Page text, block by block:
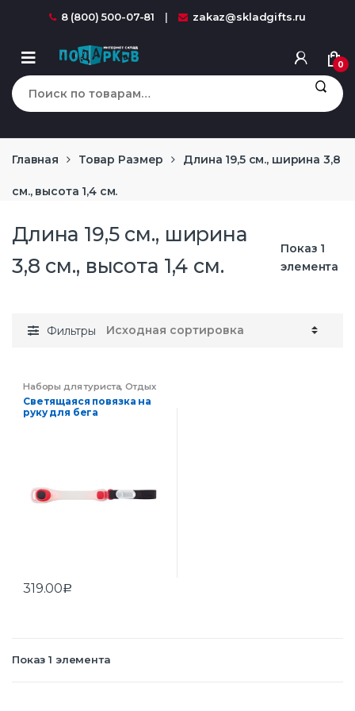
8 (800) 500-07-81 zakaz@skladgifts.ru
0
Искать:
Главная Товар Размер Длина 19,5 см., ширина 3,8
см., высота 1,4 см.
Длина 19,5 см., ширина
3,8 см., высота 1,4 см.
Показ 1
элемента
Фильтры
Наборы для туриста,Отдых
Светящаяся повязка на
руку для бега
319.00Р
Показ 1 элемента